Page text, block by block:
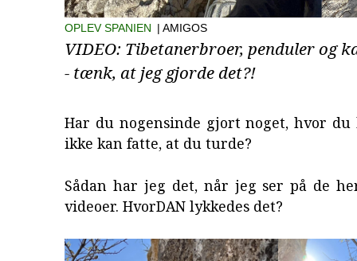
OPLEV SPANIEN | AMIGOS
VIDEO: Tibetanerbroer, penduler og
- tænk, at jeg gjorde det?!
Har du nogensinde gjort noget, hvor du
ikke kan fatte, at du turde?
Sådan har jeg det, når jeg ser på de
videoer. HvorDAN lykkedes det?